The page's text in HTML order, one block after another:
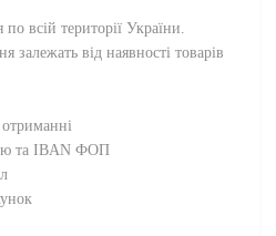
всій території України.
залежать від наявності товарів
та IBAN ФОП